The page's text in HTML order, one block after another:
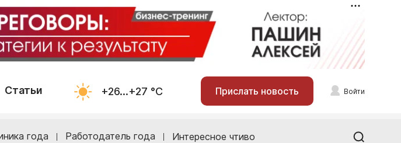
Статьи +26...+27 °С Прислать новость Войти
года Работодатель года Интересное чтиво